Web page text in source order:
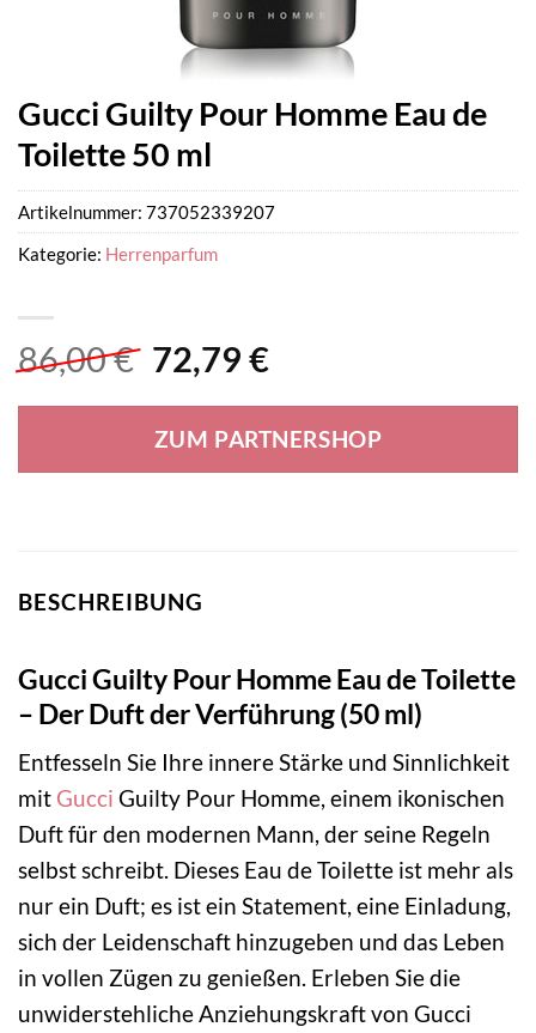
Gucci Guilty Pour Homme Eau de
Toilette 50 ml
86,00€ Ursprünglicher
war:
86,00 €
72,79 €Aktueller
ist:
72,79 €.
ZUM PARTNERSHOP
Artikelnummer: 737052339207
Kategorie: Herrenparfum
BESCHREIBUNG
Gucci Guilty Pour Homme Eau de Toilette
– Der Duft der Verführung (50 ml)
Entfesseln Sie Ihre innere Stärke und Sinnlichkeit
mit Gucci Guilty Pour Homme, einem ikonischen
Duft für den modernen Mann, der seine Regeln
selbst schreibt. Dieses Eau de Toilette ist mehr als
nur ein Duft; es ist ein Statement, eine Einladung,
sich der Leidenschaft hinzugeben und das Leben
in vollen Zügen zu genießen. Erleben Sie die
unwiderstehliche Anziehungskraft von Gucci